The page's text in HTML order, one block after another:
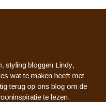
styling bloggen Lindy,
wat te maken heeft met
terug op ons blog om de
te lezen.